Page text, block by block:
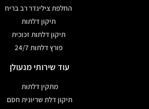
החלפת צילינדר רב בריח
תיקון דלתות
תיקון דלתות זכוכית
פורץ דלתות 24/7
עוד שירותי מנעולן
מתקין דלתות
תיקון דלת שריונית חסם